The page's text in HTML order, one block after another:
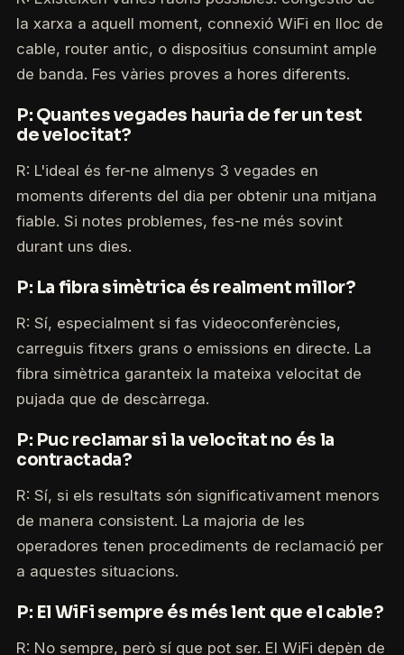
la xarxa a aquell moment, connexió WiFi en lloc de
cable, router antic, o dispositius consumint ample
de banda. Fes vàries proves a hores diferents.
P: Quantes vegades hauria de fer un test
de velocitat?
R: L'ideal és fer-ne almenys 3 vegades en
moments diferents del dia per obtenir una mitjana
fiable. Si notes problemes, fes-ne més sovint
durant uns dies.
P: La fibra simètrica és realment millor?
R: Sí, especialment si fas videoconferències,
carreguis fitxers grans o emissions en directe. La
fibra simètrica garanteix la mateixa velocitat de
pujada que de descàrrega.
P: Puc reclamar si la velocitat no és la
contractada?
R: Sí, si els resultats són significativament menors
de manera consistent. La majoria de les
operadores tenen procediments de reclamació per
a aquestes situacions.
P: El WiFi sempre és més lent que el cable?
R: No sempre, però sí que pot ser. El WiFi depèn de